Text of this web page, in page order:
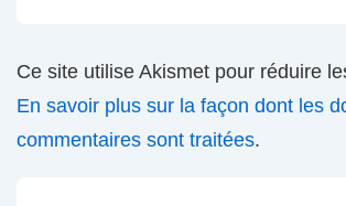
Ce site utilise Akismet pour réduire
En savoir plus sur la façon dont les
commentaires sont traitées.